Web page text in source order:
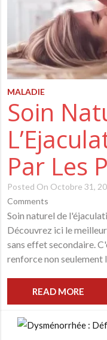
MALADIE
Soin
Par Les
Posted On Octobre 31,
Comments
Soin naturel de
Découvrez ici le
sans effet secondaire.
renforce non seulement l...
READ MORE